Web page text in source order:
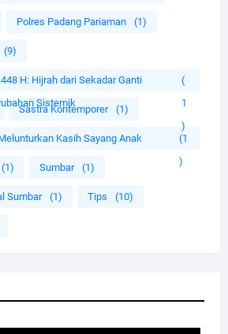
Polres Padang Pariaman (1)
(9)
H: Hijrah dari Sekadar Ganti
Sistemik
(
1
)
Sastra Kontemporer (1)
Kasih Sayang Anak
(1
)
(1) Sumbar (1)
Sumbar (1) Tips (10)